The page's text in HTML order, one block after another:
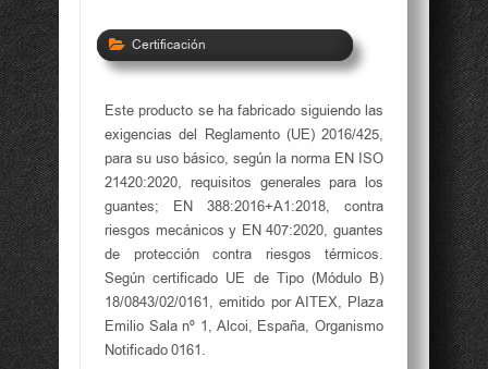
Certificación
Este producto se ha fabricado siguiendo las
exigencias del Reglamento (UE) 2016/425,
para su uso básico, según la norma EN ISO
21420:2020, requisitos generales para los
guantes; EN 388:2016+A1:2018, contra
riesgos mecánicos y EN 407:2020, guantes
de protección contra riesgos térmicos.
Según certificado UE de Tipo (Módulo B)
18/0843/02/0161, emitido por AITEX, Plaza
Emilio Sala nº 1, Alcoi, España, Organismo
Notificado 0161.